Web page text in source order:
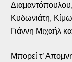
Κυδωνιάτη,
Γιάννη Μιχαήλ
Μπορεί τ’